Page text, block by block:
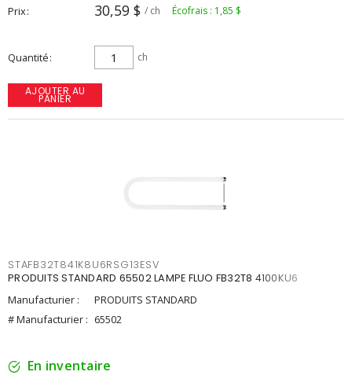
Prix 30,59 $ / ch Écofrais : 1,85 $
Quantité ch
AJOUTER AU
PANIER
STAFB32T841K8U6RSG13ESV
PRODUITS STANDARD 65502 LAMPE FLUO FB32T8 4100KU6
Manufacturier :
PRODUITS STANDARD
# Manufacturier : 65502
En inventaire